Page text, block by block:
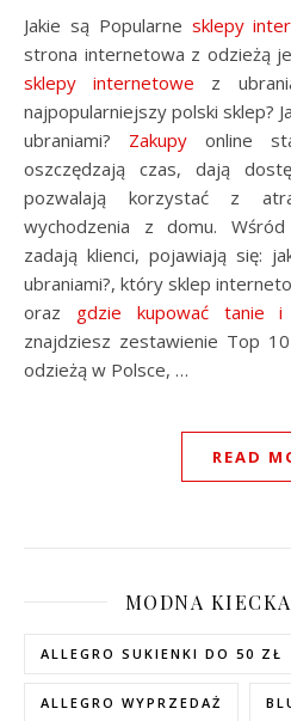
Jakie są Popularne sklepy
strona internetowa z odzieżą
sklepy internetowe z
najpopularniejszy polski sklep?
ubraniami? Zakupy online
oszczędzają czas, dają
pozwalają korzystać z
wychodzenia z domu.
zadają klienci, pojawiają się:
ubraniami?, który sklep
oraz gdzie kupować tanie
znajdziesz zestawienie Top
odzieżą w Polsce, …
READ
MODNA
ALLEGRO SUKIENKI DO 50 ZŁ
ALLEGRO WYPRZEDAŻ